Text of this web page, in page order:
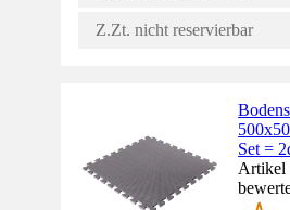
Z.Zt. nicht reservierbar
Set =
Artikel